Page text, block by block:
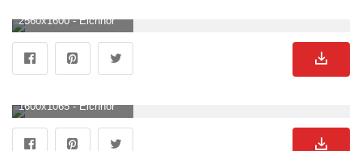
2560x1600 - Eichhörnchen HD Wallpaper und Hintergründe. Eichhornchen Bild.
1600x1065 - Eichhörnchen Archive • Naturfotografie. Eichhornchen Hintergrundbild für Computer.